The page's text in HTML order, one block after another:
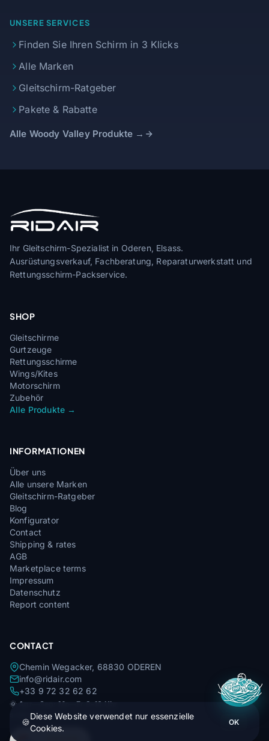
UNSERE SERVICES
Finden Sie Ihren Schirm in 3 Klicks
Alle Marken
Gleitschirm-Ratgeber
Pakete & Rabatte
Alle Woody Valley Produkte →
Ihr Gleitschirm-Spezialist in Oderen, Elsass.
Ausrüstungsverkauf, Fachberatung, Reparaturwerkstatt und
Rettungsschirm-Packservice.
SHOP
Gleitschirme
Gurtzeuge
Rettungsschirme
Wings/Kites
Motorschirm
Zubehör
Alle Produkte →
INFORMATIONEN
Über uns
Alle unsere Marken
Gleitschirm-Ratgeber
Blog
Konfigurator
Contact
Shipping & rates
AGB
Marketplace terms
Impressum
Datenschutz
Report content
CONTACT
Chemin Wegacker, 68830 ODEREN
info@ridair.com
+33 9 72 32 62 62
🌞 Apr—Sep: Mo—Fr 9–16 Uhr
Okt—Mär: Mo—Fr 9–13 Uhr
🍪
Diese Website verwendet nur essenzielle
Cookies.
OK